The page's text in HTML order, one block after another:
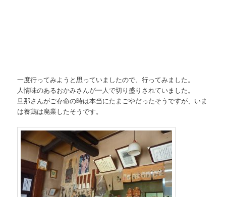
一度行ってみようと思っていましたので、行ってみました。
人情味のあるおかみさんが一人で切り盛りされていました。
旦那さんがご存命の時は本当にたまごやだったそうですが、いま
は養鶏は廃業したそうです。